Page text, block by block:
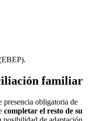
familiar
presencia obligatoria de
completar el resto de su